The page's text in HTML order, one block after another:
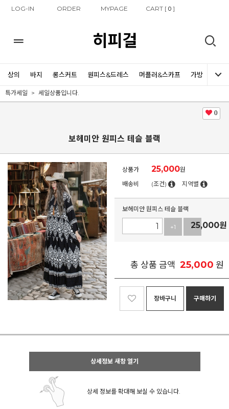
LOG-IN ORDER MYPAGE CART [0 ]
히피걸
상의 바지 롱스커트 원피스&드레스 머플러&스카프 가방 신발
특가세일 세일상품입니다.
0
보헤미안 원피스 테슬 블랙
상품가 25,000원
배송비
(조건) 지역별
보헤미안 원피스 테슬 블랙
+1 -1
25,000원
총 상품 금액 25,000 원
장바구니 구매하기
상세정보 새창 열기
상세 정보를 확대해 보실 수 있습니다.